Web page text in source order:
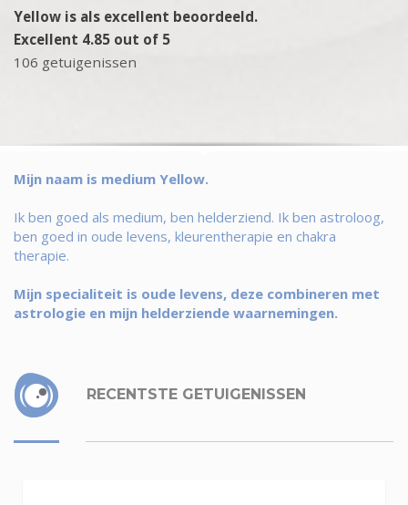
Yellow is als excellent beoordeeld.
Excellent 4.85 out of 5
106 getuigenissen
Mijn naam is medium Yellow.
Ik ben goed als medium, ben helderziend. Ik ben astroloog,
ben goed in oude levens, kleurentherapie en chakra
therapie.
Mijn specialiteit is oude levens, deze combineren met
astrologie en mijn helderziende waarnemingen.
RECENTSTE GETUIGENISSEN